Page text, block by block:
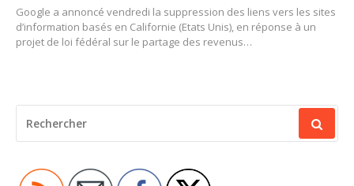
Google a annoncé vendredi la suppression des liens vers les sites
d’information basés en Californie (Etats Unis), en réponse à un
projet de loi fédéral sur le partage des revenus…
POUR
: